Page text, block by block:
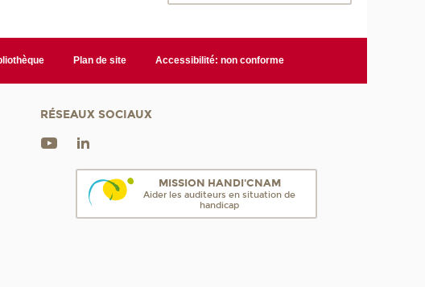
Plan de site Accessibilité: non conforme
RÉSEAUX SOCIAUX
MISSION HANDI'CNAM
Aider les auditeurs en situation de
handicap